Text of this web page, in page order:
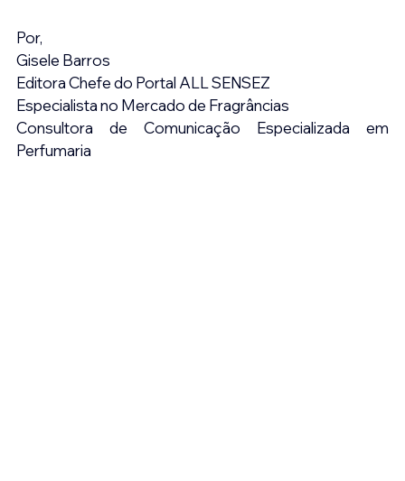
Por,
Gisele Barros
Editora Chefe do Portal ALL SENSEZ
Especialista no Mercado de Fragrâncias
Consultora de Comunicação Especializada em
Perfumaria